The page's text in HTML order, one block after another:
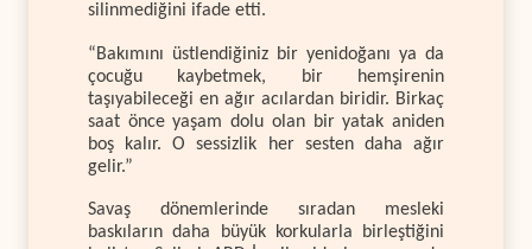
silinmediğini ifade etti.
“Bakımını üstlendiğiniz bir yenidoğanı ya da
çocuğu kaybetmek, bir hemşirenin
taşıyabileceği en ağır acılardan biridir. Birkaç
saat önce yaşam dolu olan bir yatak aniden
boş kalır. O sessizlik her sesten daha ağır
gelir.”
Savaş dönemlerinde sıradan mesleki
baskıların daha büyük korkularla birleştiğini